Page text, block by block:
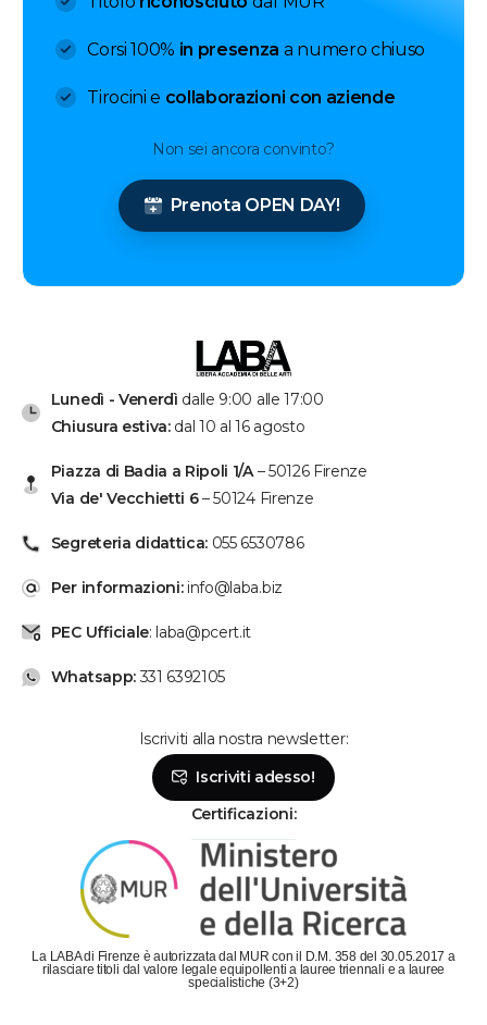
Corsi 100% in presenza a numero chiuso
Tirocini e collaborazioni con aziende
Non sei ancora convinto?
Prenota OPEN DAY!
Lunedì - Venerdì dalle 9:00 alle 17:00
Chiusura estiva:dal 10 al 16 agosto
Piazza di Badia a Ripoli 1/A – 50126 Firenze
Via de' Vecchietti 6 – 50124 Firenze
Segreteria didattica: 055 6530786
Per informazioni:info@laba.biz
PEC Ufficiale: laba@pcert.it
Whatsapp:331 6392105
Iscriviti alla nostra newsletter:
Iscriviti adesso!
Certificazioni:
La LABA di Firenze è autorizzata dal MUR con il D.M. 358 del 30.05.2017 a
rilasciare titoli dal valore legale equipollenti a lauree triennali e a lauree
specialistiche (3+2)
Se hai bisogno, chiamaci!
Lunedì - Venerdì: dalle 9 alle 19
Sabato: dalle 9 alle 14
Parla con la segreteria
Contattaci su Whatsapp!
Il metodo più veloce per metterti in contatto con
LABA è scriverci su Whatsapp!